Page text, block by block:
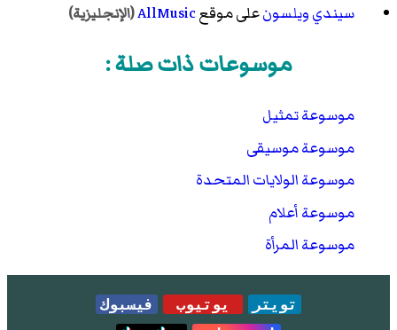
سيندي ويلسونعلى موقعAllMusic(الإنجليزية)
موسوعات ذات صلة :
موسوعة تمثيل
موسوعة موسيقى
موسوعة الولايات المتحدة
موسوعة أعلام
موسوعة المرأة
تويتر يوتيوب
فيسبوك